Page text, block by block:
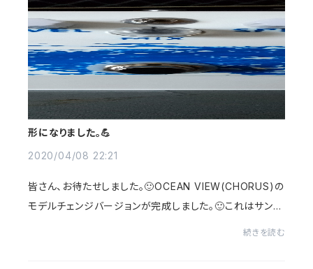
形になりました。💪
2020/04/08 22:21
皆さん、お待たせしました。🙂OCEAN VIEW(CHORUS)の
モデルチェンジバージョンが完成しました。🙂これはサンプ
続きを読む